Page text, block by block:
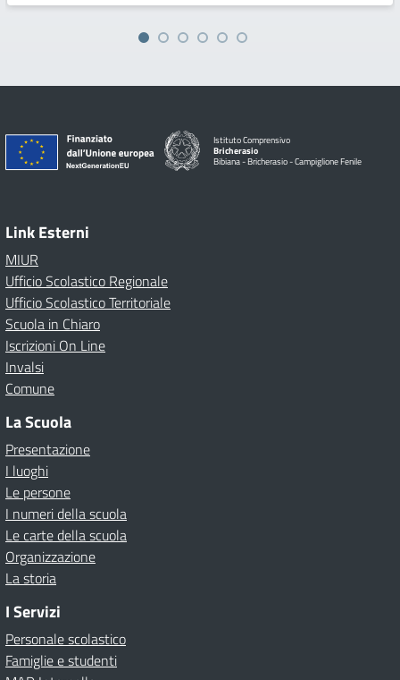
Istituto Comprensivo
Bricherasio
Bibiana - Bricherasio - Campiglione Fenile
Link Esterni
MIUR
Ufficio Scolastico Regionale
Ufficio Scolastico Territoriale
Scuola in Chiaro
Iscrizioni On Line
Invalsi
Comune
La Scuola
Presentazione
I luoghi
Le persone
I numeri della scuola
Le carte della scuola
Organizzazione
La storia
I Servizi
Personale scolastico
Famiglie e studenti